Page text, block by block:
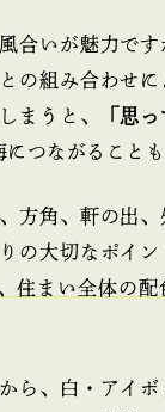
合いが魅力で
の組み合わせ
まうと、
「思
につながること
方角、軒の出
の大切なポイ
住まい全体の配
ら、白・アイボ